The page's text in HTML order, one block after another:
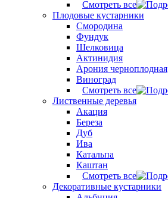
Смотреть все
Плодовые кустарники
Смородина
Фундук
Шелковица
Актинидия
Арония черноплодная
Виноград
Смотреть все
Лиственные деревья
Акация
Береза
Дуб
Ива
Катальпа
Каштан
Смотреть все
Декоративные кустарники